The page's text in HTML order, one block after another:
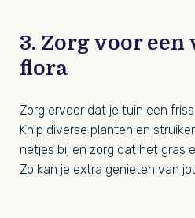
3. Zorg voor een
flora
Zorg ervoor dat je tuin een
Knip diverse planten en
netjes bij en zorg dat het gras
Zo kan je extra genieten van